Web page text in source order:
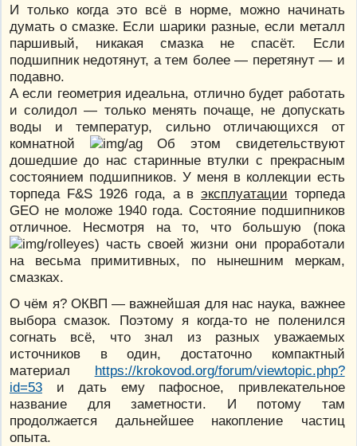
И только когда это всё в норме, можно начинать
думать о смазке. Если шарики разные, если металл
паршивый, никакая смазка не спасёт. Если
подшипник недотянут, а тем более — перетянут — и
подавно.
А если геометрия идеальна, отлично будет работать
и солидол — только менять почаще, не допускать
воды и температур, сильно отличающихся от
комнатной
Об этом свидетельствуют
дошедшие до нас старинные втулки с прекрасным
состоянием подшипников. У меня в коллекции есть
торпеда F&S 1926 года, а в эксплуатации торпеда
GEO не моложе 1940 года. Состояние подшипников
отличное. Несмотря на то, что большую (пока
) часть своей жизни они проработали
на весьма примитивных, по нынешним меркам,
смазках.
О чём я? ОКВП — важнейшая для нас наука, важнее
выбора смазок. Поэтому я когда-то не поленился
согнать всё, что знал из разных уважаемых
источников в один, достаточно компактный
материал https://krokovod.org/forum/viewtopic.php?
id=53 и дать ему пафосное, привлекательное
название для заметности. И потому там
продолжается дальнейшее накопление частиц
опыта.